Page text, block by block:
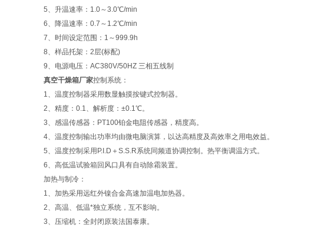
5、升温速率：1.0～3.0℃/min
6、降温速率：0.7～1.2℃/min
7、时间设定范围：1～999.9h
8、样品托架：2层(标配)
9、电源电压：AC380V/50HZ 三相五线制
真空干燥箱厂家控制系统：
1、温度控制器采用数显触摸按键式控制器。
2、精度：0.1、解析度：±0.1℃。
3、感温传感器：PT100铂金电阻传感器，精度高。
4、温度控制输出功率均由微电脑演算，以达高精度及高效率之用电效益。
5、温度控制采用P.I.D＋S.S.R系统同频道协调控制。热平衡调温方式。
6、高低温试验箱回风口具有自动除霜装置。
加热与制冷：
1、加热采用远红外镍合金高速加温电加热器。
2、高温、低温*独立系统，互不影响。
3、压缩机：全封闭原装法国泰康。